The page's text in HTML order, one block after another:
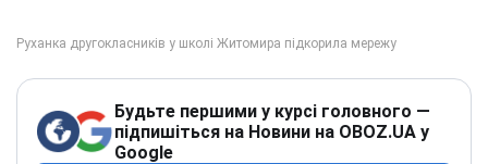
Будьте першими у курсі головного —
підпишіться на Новини на OBOZ.UA у
Google